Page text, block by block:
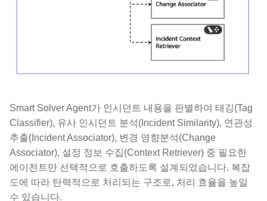
Smart Solver Agent가 인시던트 내용을 판별하여 태깅(Tag
Classifier), 유사 인시던트 분석(Incident Similarity), 연관성
추출(Incident Associator), 변경 영향분석(Change
Associator), 설정 정보 수집(Context Retriever) 중 필요한
에이전트만 선택적으로 호출하도록 설계되었습니다. 복잡
도에 따라 탄력적으로 처리되는 구조로, 처리 효율을 높일
수 있습니다.